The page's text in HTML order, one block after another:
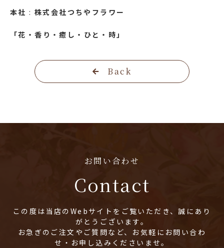
本社 :株式会社つちやフラワー
「花・香り・癒し・ひと・時」
Back
お問い合わせ
Contact
この度は当店のWebサイトをご覧いただき、誠にあり
がとうございます。
お急ぎのご注文やご質問など、お気軽にお問い合わ
せ・お申し込みくださいませ。